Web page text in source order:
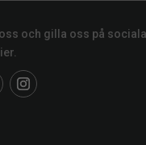
och gilla oss på sociala